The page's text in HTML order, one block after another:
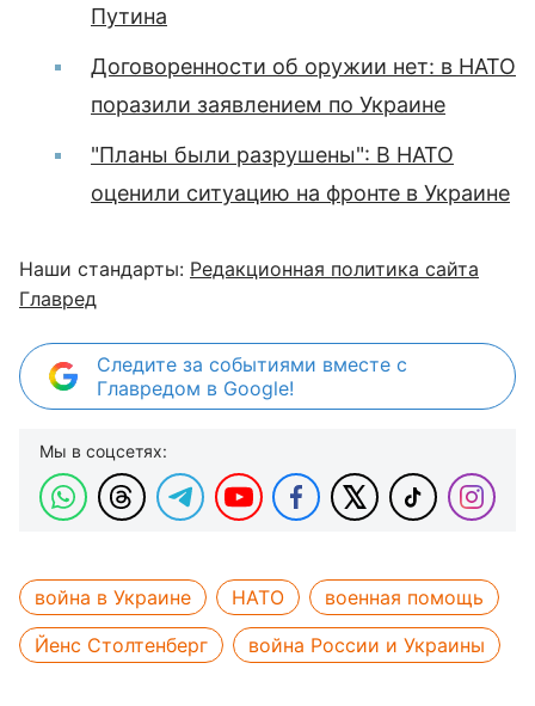
Путина
Договоренности об оружии нет: в НАТО
поразили заявлением по Украине
"Планы были разрушены": В НАТО
оценили ситуацию на фронте в Украине
Наши стандарты: Редакционная политика сайта
Главред
Следите за событиями вместе с
Главредом в Google!
Мы в соцсетях:
война в Украине НАТО
военная помощь
Йенс Столтенберг
война России и Украины